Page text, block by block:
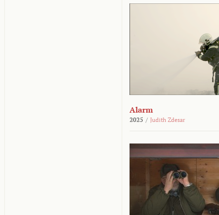
Alarm
2025 / Judith Zdesar